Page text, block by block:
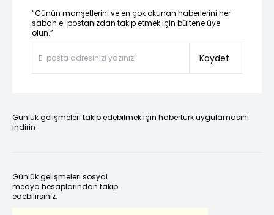
“Günün manşetlerini ve en çok okunan haberlerini her
sabah e-postanızdan takip etmek için bültene üye
olun.”
Kaydet
Günlük gelişmeleri takip edebilmek için habertürk uygulamasını
indirin
Günlük gelişmeleri sosyal
medya hesaplarından takip
edebilirsiniz.